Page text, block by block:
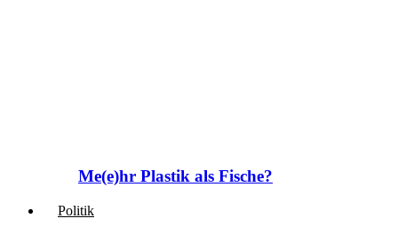
Me(e)hr Plastik als Fische?
Politik